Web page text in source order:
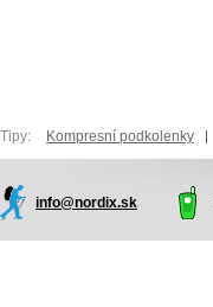
info@nordix.sk
Tipy: Kompresní podkolenky